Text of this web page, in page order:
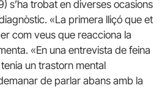
s’ha trobat en diverses ocasions
«La primera lliçó que et
com veus que reacciona la
«En una entrevista de feina
un trastorn mental
de parlar abans amb la